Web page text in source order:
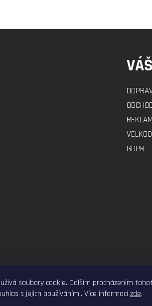
soubory cookie. Dalším procházením
s jejich používáním.. Více informacízde.
GDPR
ELEKTRO-VOZITKO.CZ